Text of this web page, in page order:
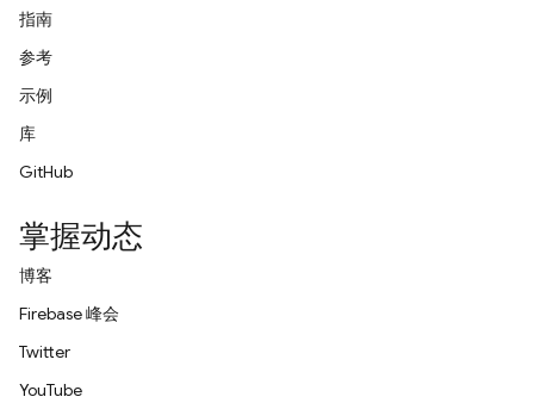
指南
参考
示例
库
GitHub
掌握动态
博客
Firebase 峰会
Twitter
YouTube